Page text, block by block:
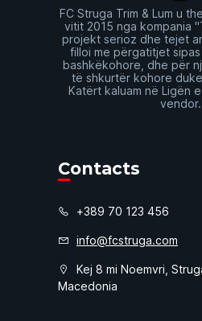
FC Struga Trim & Lum u
vitit 2015 nga kompania
projekt serioz dhe tejet
filloi me përgatitjet
bashkëkohore, dhe për
të shkurtër kohore
Katërt kaluam në Ligën
vendor.
Contacts
+389 70 123 456
info@fcstruga.com
Kej 8 mi Noemvri,
Macedonia